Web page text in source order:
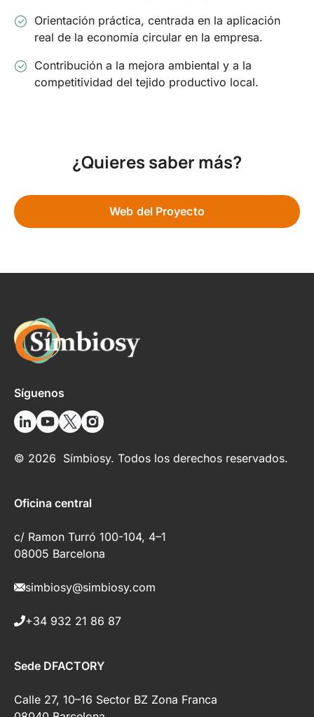
Orientación práctica, centrada en la aplicación
real de la economía circular en la empresa.
Contribución a la mejora ambiental y a la
competitividad del tejido productivo local.
¿Quieres saber más?
Web del Proyecto
Síguenos
© 2026 Símbiosy. Todos los derechos reservados.
Oficina central
c/ Ramon Turró 100-104, 4–1
08005 Barcelona
simbiosy@simbiosy.com
+34 932 21 86 87
Sede DFACTORY
Calle 27, 10–16 Sector BZ Zona Franca